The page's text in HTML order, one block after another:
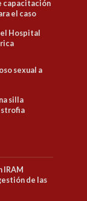
capacitación
el caso
Hospital
sexual a
silla
IRAM
de las